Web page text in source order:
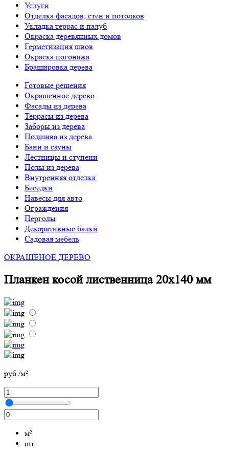
Услуги
Отделка фасадов, стен и потолков
Укладка террас и палуб
Окраска деревянных домов
Герметизация швов
Окраска погонажа
Брашировка дерева
Готовые решения
Окрашенное дерево
Фасады из дерева
Террасы из дерева
Заборы из дерева
Подшива из дерева
Бани и сауны
Лестницы и ступени
Полы из дерева
Внутренняя отделка
Беседки
Навесы для авто
Ограждения
Перголы
Декоративные балки
Садовая мебель
ОКРАШЕНОЕ ДЕРЕВО
Планкен косой лиственница 20х140 мм
руб./м²
м²
шт.